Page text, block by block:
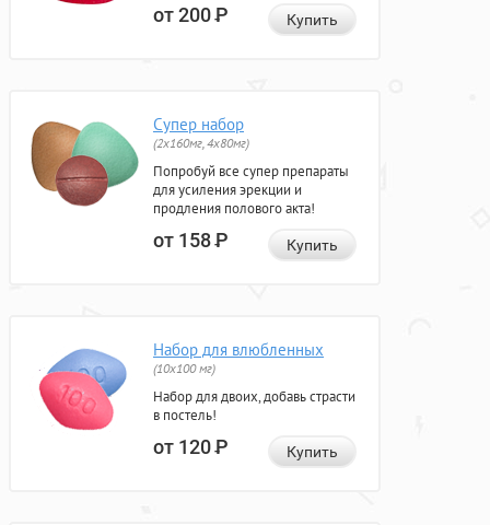
от 200Р Купить
Супер набор
(2х160мг, 4х80мг)
Попробуй все супер препараты
для усиления эрекции и
продления полового акта!
от 158Р Купить
Набор для влюбленных
(10х100 мг)
Набор для двоих, добавь страсти
в постель!
от 120Р Купить